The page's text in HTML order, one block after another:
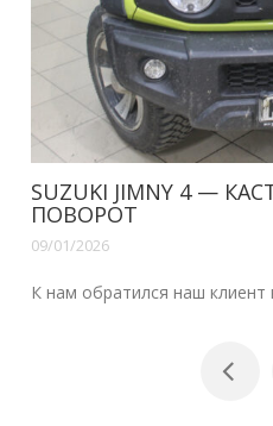
VOLVO XC70, S80 —
09/01/2026